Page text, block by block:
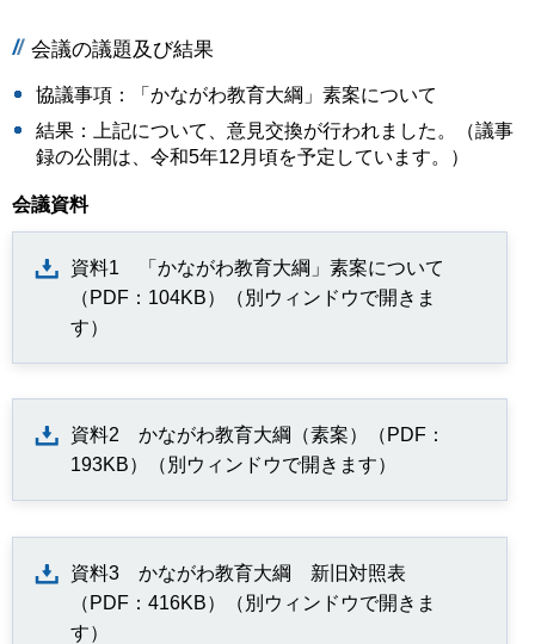
会議の議題及び結果
協議事項：「かながわ教育大綱」素案について
結果：上記について、意見交換が行われました。（議事
録の公開は、令和5年12月頃を予定しています。）
会議資料
資料1 「かながわ教育大綱」素案について
（PDF：104KB）（別ウィンドウで開きま
す）
資料2 かながわ教育大綱（素案）（PDF：
193KB）（別ウィンドウで開きます）
資料3 かながわ教育大綱 新旧対照表
（PDF：416KB）（別ウィンドウで開きま
す）